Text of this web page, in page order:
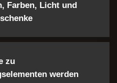
Farben, Licht und
zu
werden